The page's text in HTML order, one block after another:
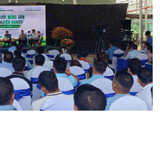
Vấn đề quốc tế
Hồ sơ sự kiện quốc tế
Thế giới & Việt Nam
Biên cương - Một dải vững
bền